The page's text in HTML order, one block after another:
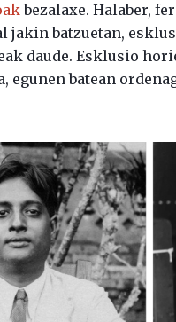
bezalaxe. Halaber,
batzuetan,
daude. Esklusio
egunen batean